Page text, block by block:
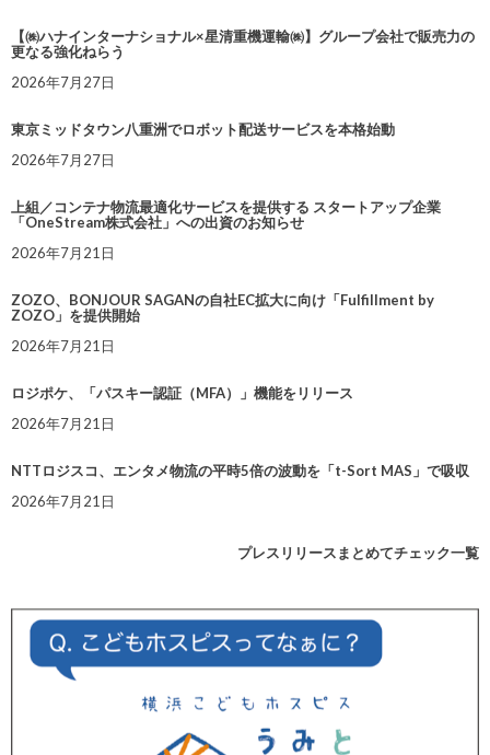
【㈱ハナインターナショナル×星清重機運輸㈱】グループ会社で販売力の
更なる強化ねらう
2026年7月27日
東京ミッドタウン八重洲でロボット配送サービスを本格始動
2026年7月27日
上組／コンテナ物流最適化サービスを提供する スタートアップ企業
「OneStream株式会社」への出資のお知らせ
2026年7月21日
ZOZO、BONJOUR SAGANの自社EC拡大に向け「Fulfillment by
ZOZO」を提供開始
2026年7月21日
ロジポケ、「パスキー認証（MFA）」機能をリリース
2026年7月21日
NTTロジスコ、エンタメ物流の平時5倍の波動を「t-Sort MAS」で吸収
2026年7月21日
プレスリリースまとめてチェック一覧